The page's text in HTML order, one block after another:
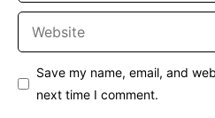
Save my name, email, and
next time I comment.